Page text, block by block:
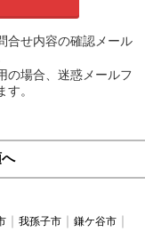
合せ内容の確認メール
の場合、迷惑メールフ
。
我孫子市
鎌ケ谷市